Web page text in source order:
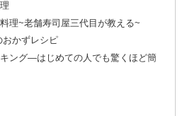
理~老舗寿司屋三代目が教える~
おかずレシピ
ング―はじめての人でも驚くほど簡